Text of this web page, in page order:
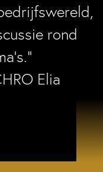
rond
Elia